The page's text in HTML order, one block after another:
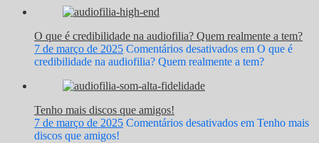
O que é credibilidade na audiofilia? Quem realmente a tem?
7 de março de 2025 Comentários desativados em O que é
credibilidade na audiofilia? Quem realmente a tem?
Tenho mais discos que amigos!
7 de março de 2025 Comentários desativados em Tenho mais
discos que amigos!